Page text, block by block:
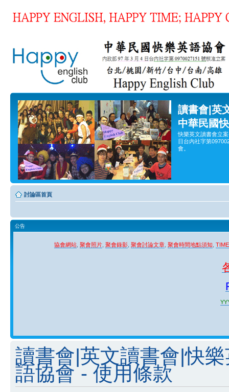
讀書會|英
中華民國
快樂英文讀書會立
日台內社字第
會。
討論區首頁
公告
協會網站 聚會照片 聚會錄影 聚會討論文章 聚會時間地點須知
讀書會|英文讀書會|快
語協會 - 使用條款